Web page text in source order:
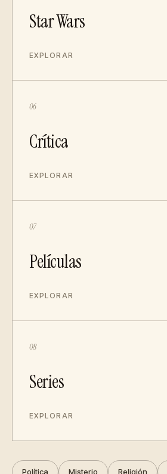
Star Wars
EXPLORAR
06
Crítica
EXPLORAR
07
Películas
EXPLORAR
08
Series
EXPLORAR
Política Misterio Religión